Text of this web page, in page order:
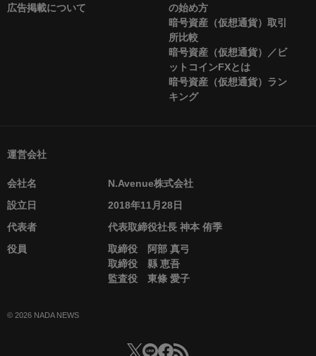
広告掲載について
の始め方
暗号資産（仮想通貨）取引
所比較
暗号資産（仮想通貨）／ビ
ットコインFXとは
暗号資産（仮想通貨）ラン
キング
運営会社
会社名
N.Avenue株式会社
設立日
2018年11月28日
代表者
代表取締役社長 神本 侑季
役員
取締役 阿部 真弓
取締役 縣 恵吾
監査役 東條 愛子
© 2026 NADA NEWS